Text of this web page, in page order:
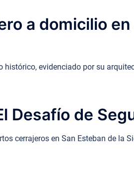
a domicilio
evidenciado por su
Desafío de
cerrajeros en San Esteban de la